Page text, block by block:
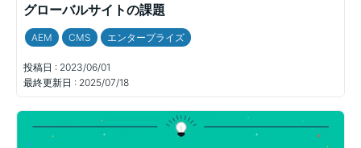
グローバルサイトの課題
AEM CMS エンタープライズ
投稿日 : 2023/06/01
最終更新日 : 2025/07/18